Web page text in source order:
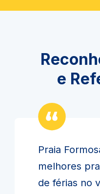
e
Praia
melhores
de férias no